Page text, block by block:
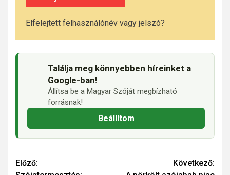
Elfelejtett felhasználónév vagy jelszó?
Találja meg könnyebben híreinket a
Google-ban!
Állítsa be a Magyar Szóját megbízható
forrásnak!
Beállítom
Continue
Előző:
Következő: